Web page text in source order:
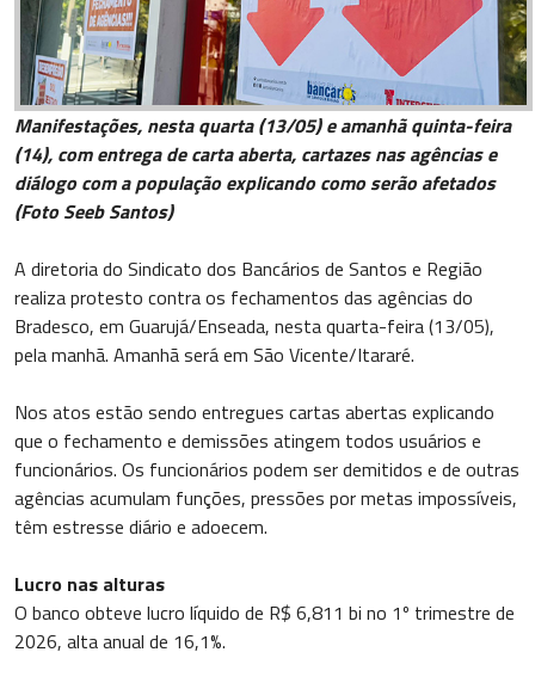
Manifestações, nesta quarta (13/05) e amanhã quinta-feira
(14), com entrega de carta aberta, cartazes nas agências e
diálogo com a população explicando como serão afetados
(Foto Seeb Santos)
A diretoria do Sindicato dos Bancários de Santos e Região
realiza protesto contra os fechamentos das agências do
Bradesco, em Guarujá/Enseada, nesta quarta-feira (13/05),
pela manhã. Amanhã será em São Vicente/Itararé.
Nos atos estão sendo entregues cartas abertas explicando
que o fechamento e demissões atingem todos usuários e
funcionários. Os funcionários podem ser demitidos e de outras
agências acumulam funções, pressões por metas impossíveis,
têm estresse diário e adoecem.
Lucro nas alturas
O banco obteve lucro líquido de R$ 6,811 bi no 1º trimestre de
2026, alta anual de 16,1%.